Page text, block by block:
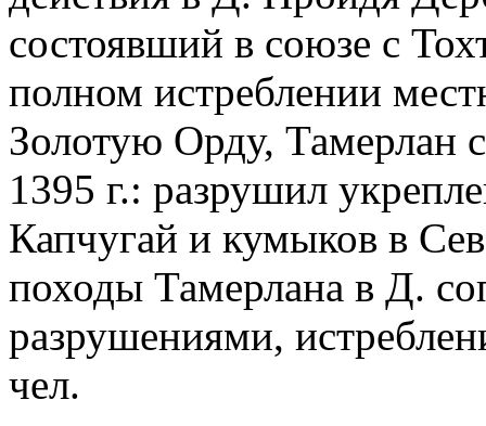
состоявший в союзе с
полном истреблении
Золотую Орду, Тамерлан
1395 г.: разрушил
Капчугай и кумыков в
походы Тамерлана в Д.
разрушениями,
чел.